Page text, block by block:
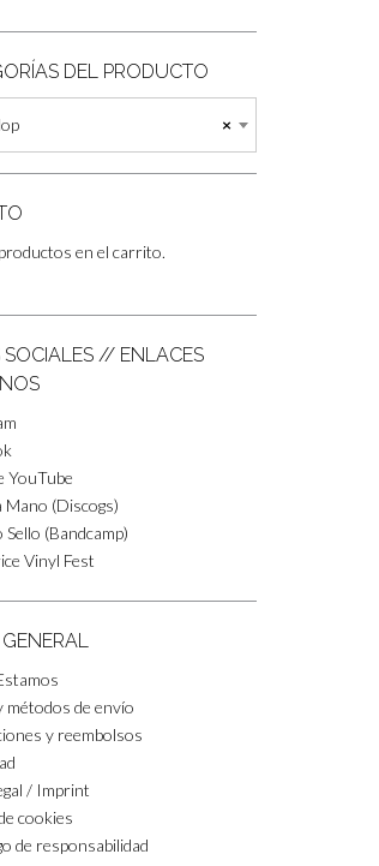
DEL PRODUCTO
×
en el carrito.
SOCIALES // ENLACES
YouTube
Mano (Discogs)
(Bandcamp)
Vinyl Fest
métodos de envío
y reembolsos
/ Imprint
cookies
de responsabilidad